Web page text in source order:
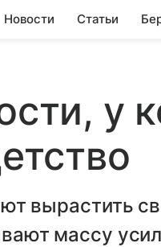
Новости Статьи
у
вырастить
массу